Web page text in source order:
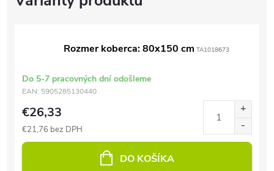
Rozmer koberca: 80x150 cm TA1018673
Do 5-7 pracovných dní odošleme
EAN: 5905285130440
€26,33
€21,76 bez DPH
DO KOŠÍKA